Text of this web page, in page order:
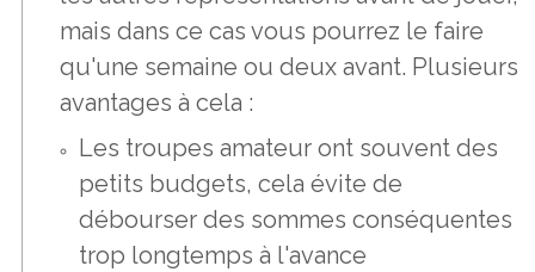
mais dans ce cas vous pourrez le faire
qu'une semaine ou deux avant. Plusieurs
avantages à cela :
Les troupes amateur ont souvent des
petits budgets, cela évite de
débourser des sommes conséquentes
trop longtemps à l'avance